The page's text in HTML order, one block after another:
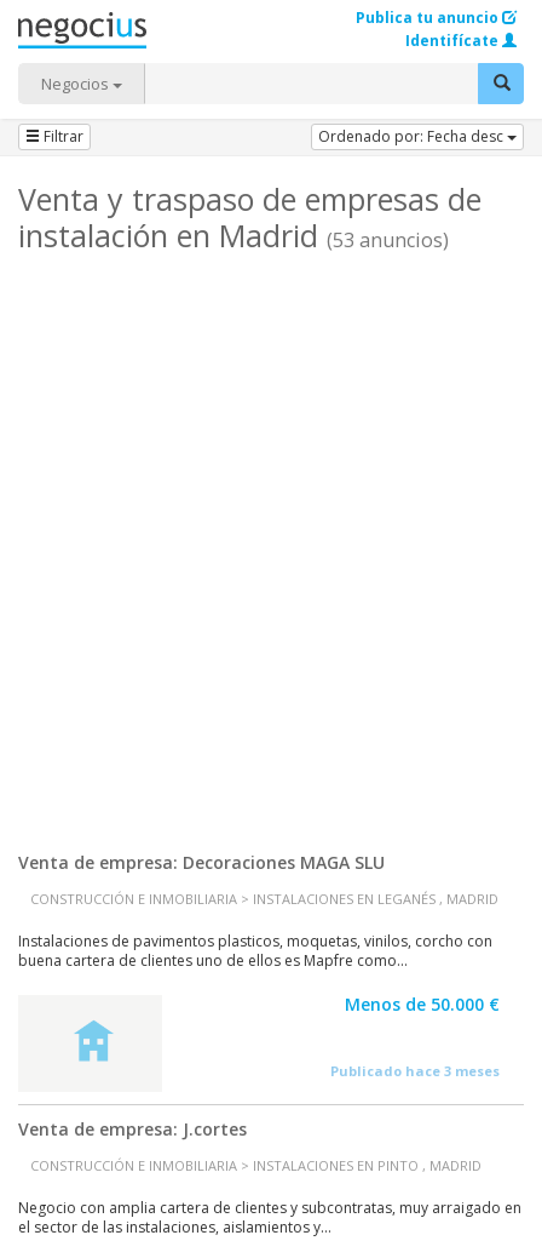
Negocios
Publica tu anuncio
Identifícate
Filtrar Ordenado por: Fecha desc
Venta y traspaso de empresas de
instalación en Madrid (53 anuncios)
Venta de empresa: Decoraciones MAGA SLU
CONSTRUCCIÓN E INMOBILIARIA > INSTALACIONES EN LEGANÉS , MADRID
Instalaciones de pavimentos plasticos, moquetas, vinilos, corcho con
buena cartera de clientes uno de ellos es Mapfre como...
Menos de 50.000 €
Publicado hace 3 meses
Venta de empresa: J.cortes
CONSTRUCCIÓN E INMOBILIARIA > INSTALACIONES EN PINTO , MADRID
Negocio con amplia cartera de clientes y subcontratas, muy arraigado en
el sector de las instalaciones, aislamientos y...